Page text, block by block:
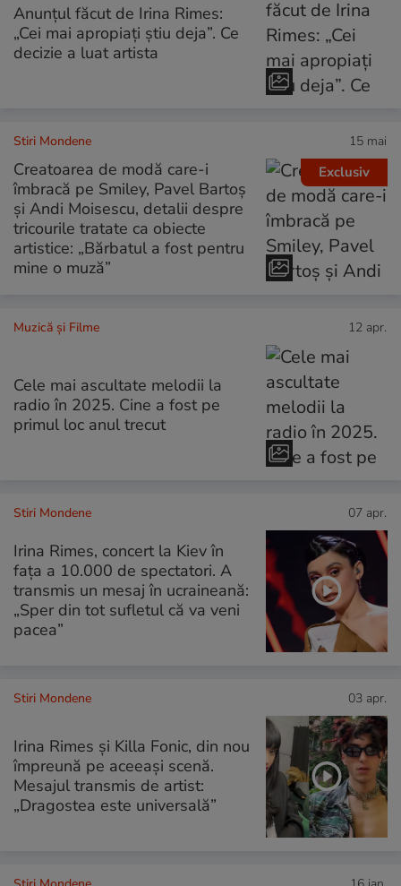
Anunțul făcut de Irina Rimes:
„Cei mai apropiați știu deja”. Ce
decizie a luat artista
Exclusiv
Stiri Mondene 15 mai
Creatoarea de modă care-i
îmbracă pe Smiley, Pavel Bartoș
și Andi Moisescu, detalii despre
tricourile tratate ca obiecte
artistice: „Bărbatul a fost pentru
mine o muză”
Muzică și Filme 12 apr.
Cele mai ascultate melodii la
radio în 2025. Cine a fost pe
primul loc anul trecut
Stiri Mondene 07 apr.
Irina Rimes, concert la Kiev în
fața a 10.000 de spectatori. A
transmis un mesaj în ucraineană:
„Sper din tot sufletul că va veni
pacea”
Stiri Mondene 03 apr.
Irina Rimes și Killa Fonic, din nou
împreună pe aceeași scenă.
Mesajul transmis de artist:
„Dragostea este universală”